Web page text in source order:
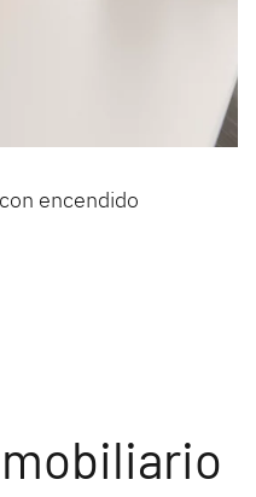
encendido